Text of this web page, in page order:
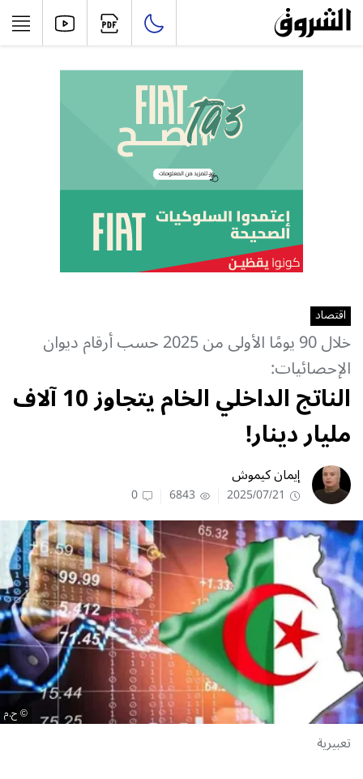
اقتصاد
خلال 90 يومًا الأولى من 2025 حسب أرقام ديوان
الإحصائيات:
الناتج الداخلي الخام يتجاوز 10 آلاف
مليار دينار!
إيمان كيموش
2025/07/21
6843
0
ح.م
تعبيرية